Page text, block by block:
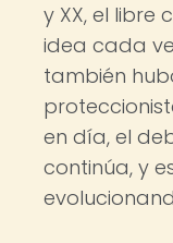
y XX, el libre
idea cada
también
en día, el
continúa, y